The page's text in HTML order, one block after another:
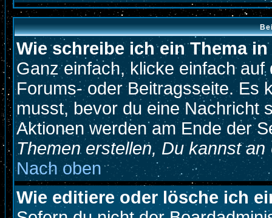
Wie schreibe ich ein Thema
Ganz einfach, klicke einfach
Forums- oder Beitragsseite. Es
musst, bevor du eine Nachricht
Aktionen werden am Ende der
Themen erstellen, Du kannst
Nach oben
Wie editiere oder lösche ich